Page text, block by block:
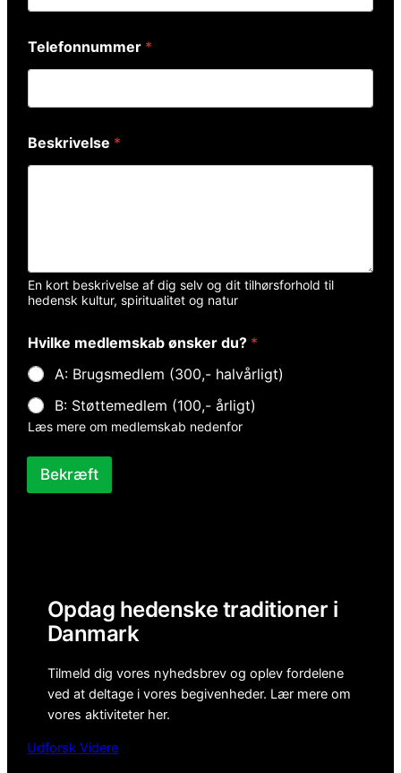
Telefonnummer *
e
l
m
m
r
H
v
i
l
k
e
N
Beskrivelse *
En kort beskrivelse af dig selv og dit tilhørsforhold til
hedensk kultur, spiritualitet og natur
Hvilke medlemskab ønsker du? *
A: Brugsmedlem (300,- halvårligt)
B: Støttemedlem (100,- årligt)
Læs mere om medlemskab nedenfor
Bekræft
Opdag hedenske traditioner i
Danmark
Tilmeld dig vores nyhedsbrev og oplev fordelene
ved at deltage i vores begivenheder. Lær mere om
vores aktiviteter her.
Udforsk Videre